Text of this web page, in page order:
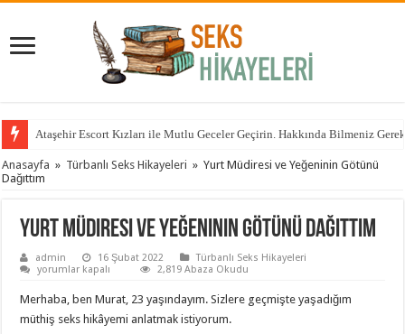
Ataşehir Escort Kızları ile Mutlu Geceler Geçirin. Hakkında Bilmeniz
Anasayfa » Türbanlı Seks Hikayeleri » Yurt Müdiresi ve Yeğeninin Götünü
Dağıttım
Yurt Müdiresi ve Yeğeninin Götünü Dağıttım
admin 16 Şubat 2022
Türbanlı Seks Hikayeleri
Yurt
ve
Yeğeninin
Götünü
Dağıttım
yorumlar kapalı 2,819 Abaza Okudu
Merhaba, ben Murat, 23 yaşındayım. Sizlere geçmişte yaşadığım
müthiş seks hikâyemi anlatmak istiyorum.